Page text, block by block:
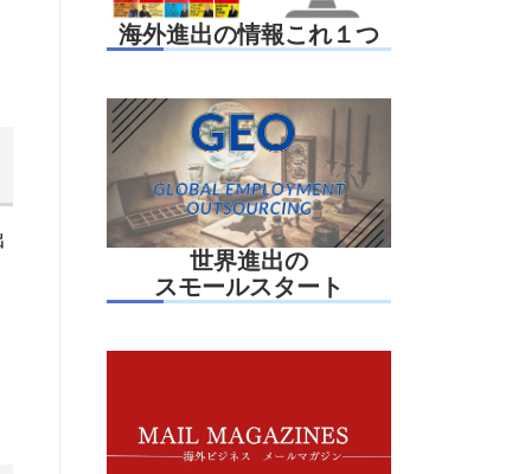
海外進出の情報これ１つ
世界進出の
スモールスタート